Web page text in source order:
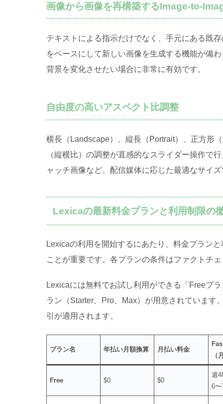
画像から画像を再構築するImage-to-
テキストによる指示だけでなく、手元にある既
をベースにして新しい画像を生成する機能が備
背景を変化させたい場合に非常に有効です。
自由度の高いアスペクト比調整
横長（Landscape）、縦長（Portrait）、正方形
（縦横比）の調整が直感的なスライダー操作で
ャッチ画像など、配信媒体に応じた最適なサイ
Lexicaの最新料金プランと利用制限の
Lexicaの利用を開始するにあたり、料金プラン
ことが重要です。各プランの条件はファクトチ
Lexicaには無料でお試し利用ができる「Freeプ
ラン（Starter、Pro、Max）が用意されています
引が適用されます。
プラン名 年払い月額換算 月払い料金
（
Free $0 $0
週
6〜